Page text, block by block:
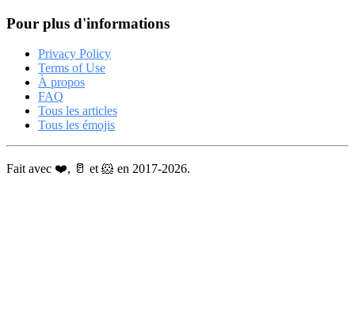
Pour plus d'informations
Privacy Policy
Terms of Use
À propos
FAQ
Tous les articles
Tous les émojis
Fait avec ❤️, 🥛 et 🐹 en 2017-2026.